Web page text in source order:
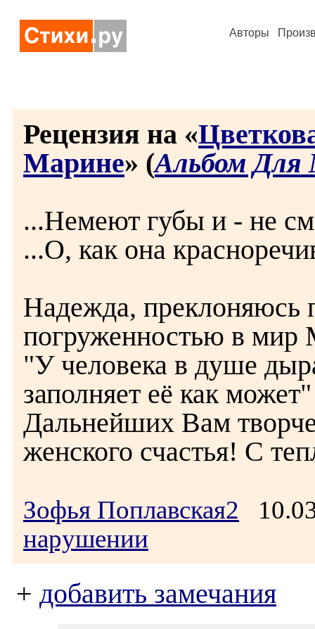
Авторы
Рецензия на «
Марине» (Альбом
...Немеют губы и - не
...О, как она
Надежда, преклоняюсь
погруженностью в
"У человека в душе
заполняет её как
Дальнейших Вам
женского счастья! С
Зофья Поплавская2
нарушении
+ добавить замечания